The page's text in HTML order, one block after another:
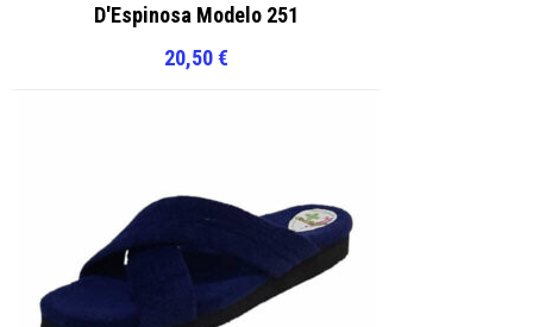
D'Espinosa Modelo 251
20,50€